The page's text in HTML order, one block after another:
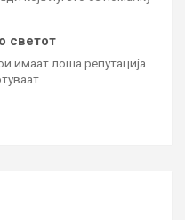
светот
имаат лоша репутација